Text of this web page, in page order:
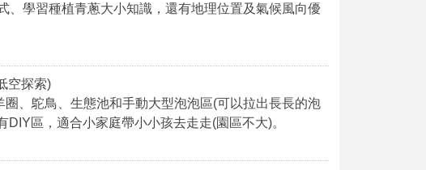
、學習種植青蔥大小知識，還有地理位置及氣候風向優
空探索)
、鴕鳥、生態池和手動大型泡泡區(可以拉出長長的泡
區，適合小家庭帶小小孩去走走(園區不大)。